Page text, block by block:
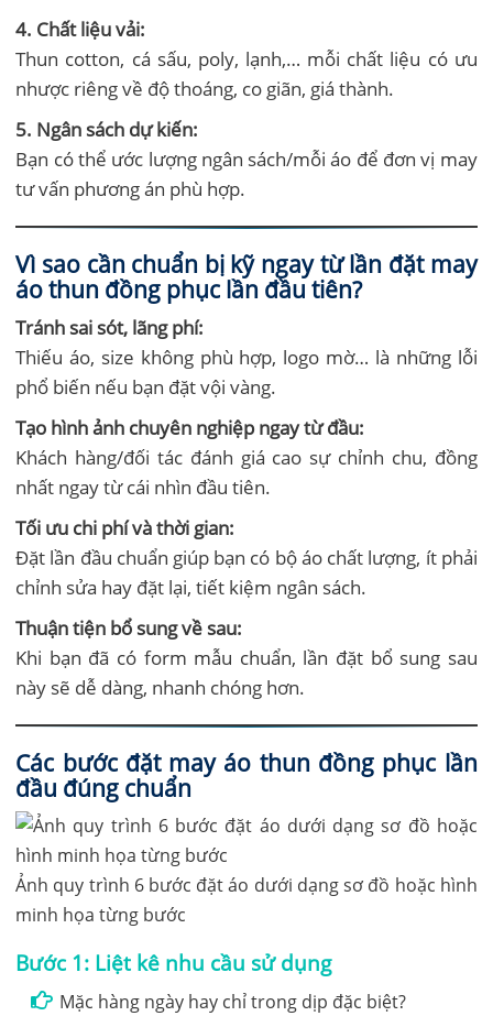
4. Chất liệu vải:
Thun cotton, cá sấu, poly, lạnh,… mỗi chất liệu có ưu
nhược riêng về độ thoáng, co giãn, giá thành.
5. Ngân sách dự kiến:
Bạn có thể ước lượng ngân sách/mỗi áo để đơn vị may
tư vấn phương án phù hợp.
Vì sao cần chuẩn bị kỹ ngay từ lần đặt may
áo thun đồng phục lần đầu tiên?
Tránh sai sót, lãng phí:
Thiếu áo, size không phù hợp, logo mờ… là những lỗi
phổ biến nếu bạn đặt vội vàng.
Tạo hình ảnh chuyên nghiệp ngay từ đầu:
Khách hàng/đối tác đánh giá cao sự chỉnh chu, đồng
nhất ngay từ cái nhìn đầu tiên.
Tối ưu chi phí và thời gian:
Đặt lần đầu chuẩn giúp bạn có bộ áo chất lượng, ít phải
chỉnh sửa hay đặt lại, tiết kiệm ngân sách.
Thuận tiện bổ sung về sau:
Khi bạn đã có form mẫu chuẩn, lần đặt bổ sung sau
này sẽ dễ dàng, nhanh chóng hơn.
Các bước đặt may áo thun đồng phục lần
đầu đúng chuẩn
Ảnh quy trình 6 bước đặt áo dưới dạng sơ đồ hoặc hình
minh họa từng bước
Bước 1: Liệt kê nhu cầu sử dụng
Mặc hàng ngày hay chỉ trong dịp đặc biệt?